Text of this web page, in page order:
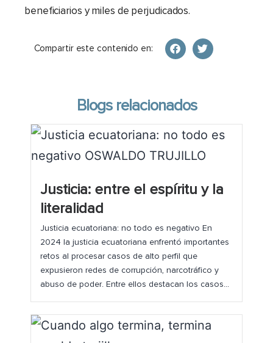
beneficiarios y miles de perjudicados.
Compartir este contenido en:
Blogs relacionados
Justicia: entre el espíritu y la
literalidad
Justicia ecuatoriana: no todo es negativo En
2024 la justicia ecuatoriana enfrentó importantes
retos al procesar casos de alto perfil que
expusieron redes de corrupción, narcotráfico y
abuso de poder. Entre ellos destacan los casos...